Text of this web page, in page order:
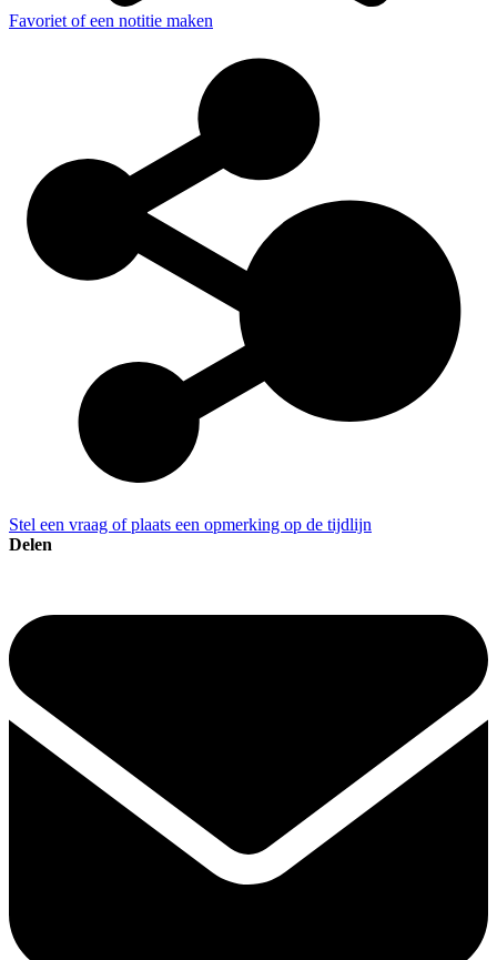
Favoriet of een notitie maken
Stel een vraag of plaats een opmerking op de tijdlijn
Delen